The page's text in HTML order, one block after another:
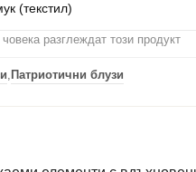
(текстил)
разглеждат този продукт
, Патриотични блузи